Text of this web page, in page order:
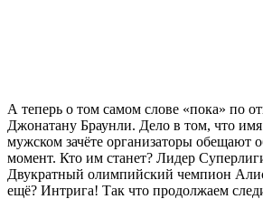
А теперь о том самом слове «пока» по
Джонатану Браунли. Дело в том, что имя
мужском зачёте организаторы обещают
момент. Кто им станет? Лидер
Двукратный олимпийский чемпион
ещё? Интрига! Так что продолжаем